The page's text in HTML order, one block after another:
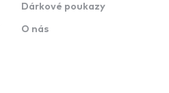
Dárkové poukazy
O nás